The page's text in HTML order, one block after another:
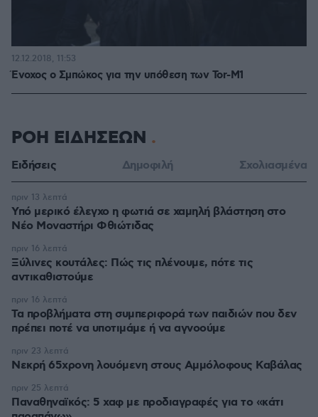
Ένοχος ο Σμπώκος για την υπόθεση των Tor-M1
12.12.2018, 11:53
ΡΟΗ ΕΙΔΗΣΕΩΝ
Ειδήσεις Δημοφιλή Σχολιασμένα
Υπό μερικό έλεγχο η φωτιά σε χαμηλή βλάστηση στο
Νέο Μοναστήρι Φθιώτιδας
πριν 13 λεπτά
Ξύλινες κουτάλες: Πώς τις πλένουμε, πότε τις
αντικαθιστούμε
πριν 16 λεπτά
Τα προβλήματα στη συμπεριφορά των παιδιών που δεν
πρέπει ποτέ να υποτιμάμε ή να αγνοούμε
πριν 16 λεπτά
Νεκρή 65χρονη λουόμενη στους Αμμόλοφους Καβάλας
πριν 23 λεπτά
Παναθηναϊκός: 5 χαφ με προδιαγραφές για το «κάτι
πριν 25 λεπτά